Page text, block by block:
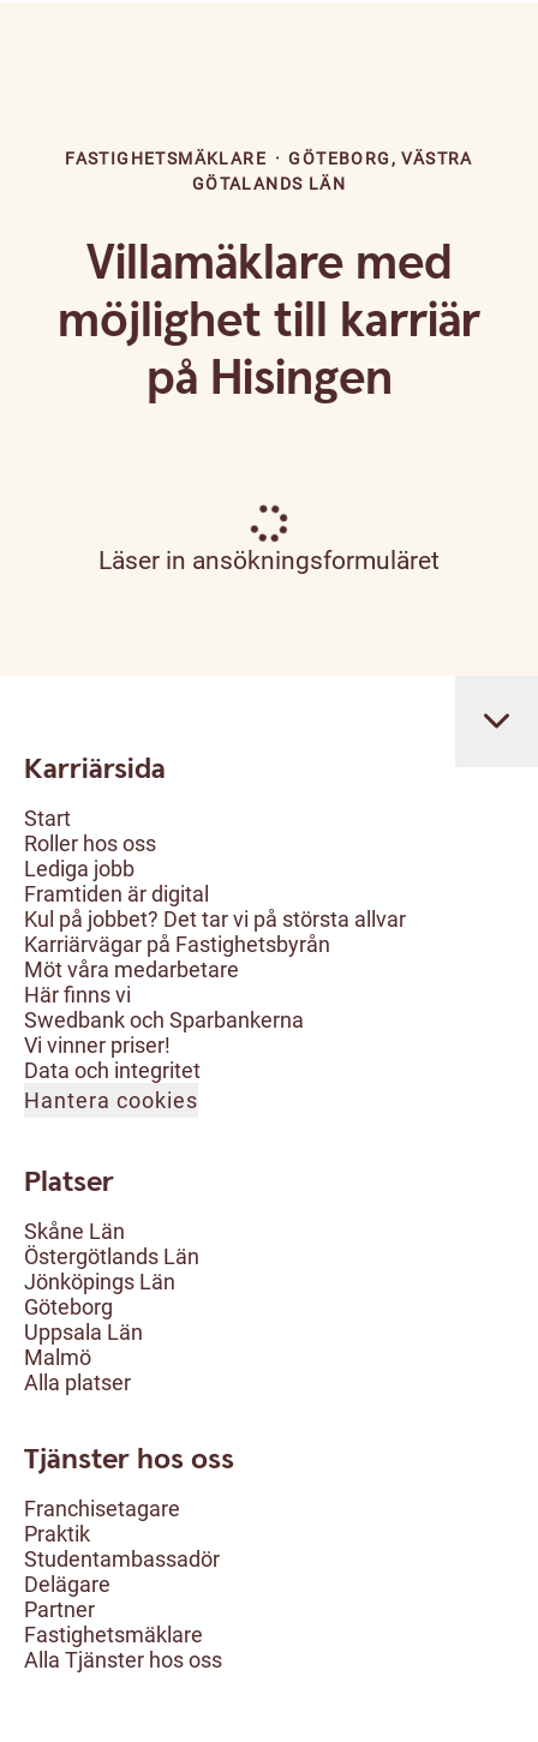
FASTIGHETSMÄKLARE · GÖTEBORG, VÄSTRA
GÖTALANDS LÄN
Villamäklare med
möjlighet till karriär
på Hisingen
Läser in ansökningsformuläret
Karriärsida
Start
Roller hos oss
Lediga jobb
Framtiden är digital
Kul på jobbet? Det tar vi på största allvar
Karriärvägar på Fastighetsbyrån
Möt våra medarbetare
Här finns vi
Swedbank och Sparbankerna
Vi vinner priser!
Data och integritet
Hantera cookies
Platser
Skåne Län
Östergötlands Län
Jönköpings Län
Göteborg
Uppsala Län
Malmö
Alla platser
Tjänster hos oss
Franchisetagare
Praktik
Studentambassadör
Delägare
Partner
Fastighetsmäklare
Alla Tjänster hos oss